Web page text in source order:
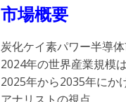
市場概要
炭化ケイ素パワー半導
2024年の世界産業規模
2025年から2035年にか